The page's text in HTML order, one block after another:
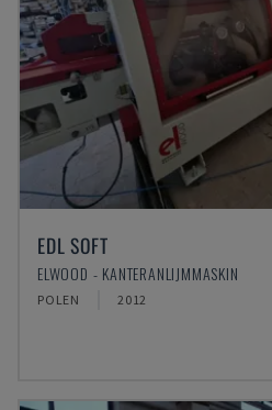
EDL SOFT
ELWOOD - KANTERANLIJMMASKIN
POLEN 2012